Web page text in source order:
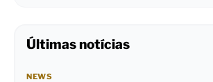
Últimas notícias
NEWS